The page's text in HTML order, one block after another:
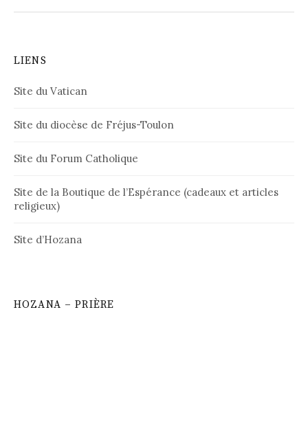
LIENS
Site du Vatican
Site du diocèse de Fréjus-Toulon
Site du Forum Catholique
Site de la Boutique de l’Espérance (cadeaux et articles
religieux)
Site d’Hozana
HOZANA – PRIÈRE